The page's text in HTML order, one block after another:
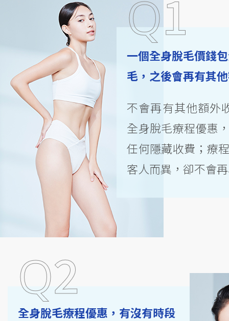
bikini 脫毛
毛囊角質化
腋下美白療程
脫毛學生
脫毛優惠
脫毛方法
Candela Gentlelase Pro
全身脫毛
Q1
一個全身脫毛價錢
毛，之後會再有其
不會再有其他額外
全身脫毛療程優惠
任何隱藏收費；療
客人而異，卻不會
Q2
全身脫毛療程優惠，有沒有時段